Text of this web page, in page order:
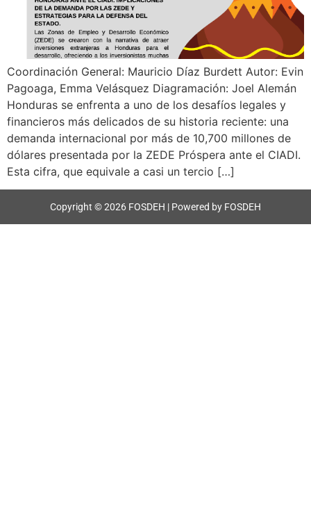
Coordinación General: Mauricio Díaz Burdett Autor: Evin
Pagoaga, Emma Velásquez Diagramación: Joel Alemán
Honduras se enfrenta a uno de los desafíos legales y
financieros más delicados de su historia reciente: una
demanda internacional por más de 10,700 millones de
dólares presentada por la ZEDE Próspera ante el CIADI.
Esta cifra, que equivale a casi un tercio […]
Copyright © 2026 FOSDEH | Powered by FOSDEH